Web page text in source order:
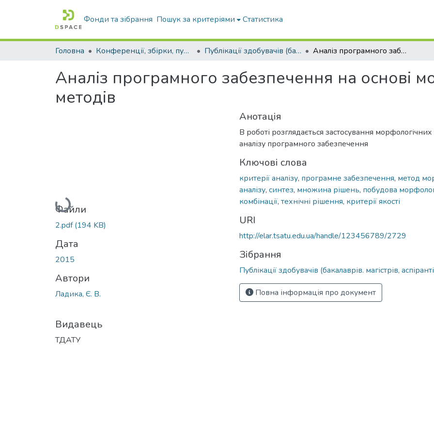
Фонди та зібрання Пошук за критеріями Статистика
Головна Конференції, збірки, публікації молодих вчених і здобувачів : магістрів, бакалаврів, аспірантів. Публікації здобувачів (бакалаврів. магістрів, аспірантів) Аналіз програмного забезпечення на основі морфологічних методів
Аналіз програмного забезпечення на основі
методів
Вантажиться...
Файли
2.pdf(194 KB)
Дата
2015
Автори
Ладика, Є. В.
Видавець
ТДАТУ
Анотація
В роботі розглядається застосування
аналізу програмного забезпечення
Ключові слова
критерії аналізу, програмне забезпечення, метод
аналізу, синтез, множина рішень, побудова
комбінації, технічні рішення, критерії якості
URI
http://elar.tsatu.edu.ua/handle/123456789/2729
Зібрання
Публікації здобувачів (бакалаврів. магістрів,
Повна інформація про документ